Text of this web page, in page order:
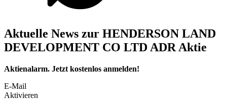
Aktuelle News zur HENDERSON LAND
DEVELOPMENT CO LTD ADR Aktie
Aktienalarm. Jetzt kostenlos anmelden!
E-Mail
Aktivieren